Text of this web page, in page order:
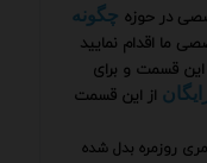
در حوزه چگونه
ما اقدام نمایید
این قسمت و برای
از این قسمت
روزمره بدل شده